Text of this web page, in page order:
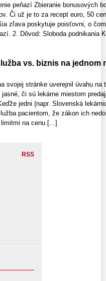
peňazí Zbieranie bonusových
Či už je to za recept euro, 50
zľava poskytuje poisťovni, o
2. Dôvod: Sloboda podnikania
vs. biznis na jednom
svojej stránke uverejnil úvahu
jasné, či sú lekárne miestom
jedni (napr. Slovenská
pacientom, že zákon ich
na cenu [...]
RSS